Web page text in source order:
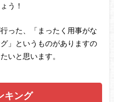
う！
った、「まったく用事がな
」というものがありますの
いと思います。
キング